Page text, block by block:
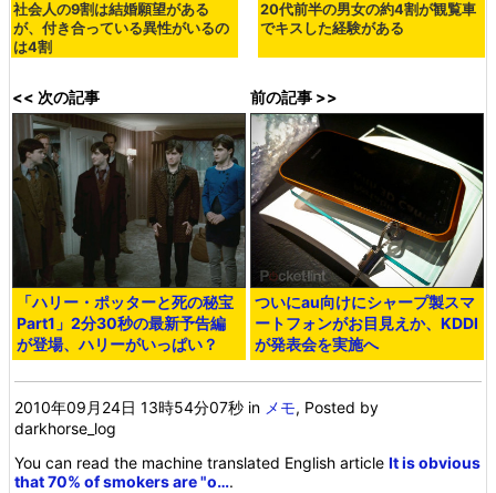
社会人の9割は結婚願望がある
が、付き合っている異性がいるの
は4割
20代前半の男女の約4割が観覧車
でキスした経験がある
<< 次の記事
「ハリー・ポッターと死の秘宝
Part1」2分30秒の最新予告編
が登場、ハリーがいっぱい？
前の記事 >>
ついにau向けにシャープ製スマ
ートフォンがお目見えか、KDDI
が発表会を実施へ
2010年09月24日 13時54分07秒 in メモ, Posted by
darkhorse_log
You can read the machine translated English articleIt is obvious
that 70% of smokers are "o….